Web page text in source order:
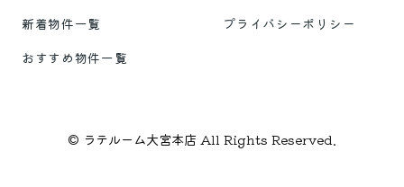
新着物件一覧
プライバシーポリシー
おすすめ物件一覧
© ラテルーム大宮本店 All Rights Reserved.